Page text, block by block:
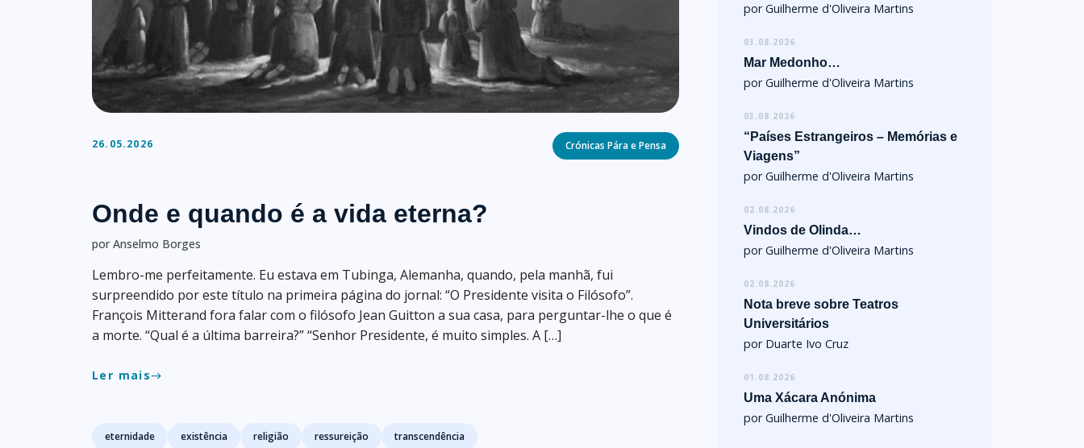
26.05.2026 Categories
Crónicas Pára e Pensa
Onde e quando é a vida eterna?
por Anselmo Borges
Lembro-me perfeitamente. Eu estava em Tubinga, Alemanha, quando, pela manhã, fui
surpreendido por este título na primeira página do jornal: “O Presidente visita o Filósofo”.
François Mitterand fora falar com o filósofo Jean Guitton a sua casa, para perguntar-lhe o que é
a morte. “Qual é a última barreira?” “Senhor Presidente, é muito simples. A […]
Ler maiseast
Tags
eternidade existência religião ressureição transcendência
por Guilherme d'Oliveira Martins
03.08.2026
Mar Medonho…
por Guilherme d'Oliveira Martins
03.08.2026
“Países Estrangeiros – Memórias e
Viagens”
por Guilherme d'Oliveira Martins
02.08.2026
Vindos de Olinda…
por Guilherme d'Oliveira Martins
02.08.2026
Nota breve sobre Teatros
Universitários
por Duarte Ivo Cruz
01.08.2026
Uma Xácara Anónima
por Guilherme d'Oliveira Martins